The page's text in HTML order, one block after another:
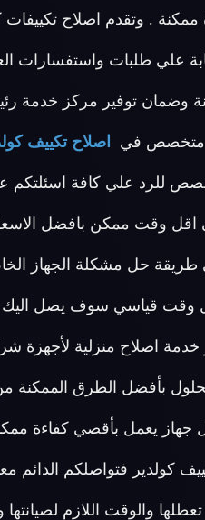
. وتقدم اصلاح تكييفات
علي طلبات واستفسارات
وضمان توفير مركز خدمة
متخصص في اصلاح تكييف
وقت ممكن بافضل الاسعار
طريقة حل مشكلة الجهاز
وقت قياسي سوف يصل اليك
خدمة اصلاح منزلية لأجهزة
بأفضل الطرق الممكنة
جهاز يعمل بأقصي
فتواصلكم الدائم معنا
تعطلها والوقت اللازم